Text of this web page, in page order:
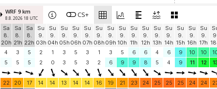
WRF 9 km
8.8. 2026 18 UTC CS+
Sa
8.
20h
Sa
8.
21h
Sa
8.
22h
Su
9.
03h
Su
9.
04h
Su
9.
05h
Su
9.
06h
Su
9.
07h
Su
9.
08h
Su
9.
09h
Su
9.
10h
Su
9.
11h
Su
9.
12h
Su
9.
13h
Su
9.
14h
Su
9.
15h
Su
9.
16h
Su
9.
17h
4
3 5 2 1 3 5 3 1 3 5 6 6 4 6 9 10 10
5
5 5 2 0 3 5 3 2 6 9 9 8 5 4 9 11 12
22 20 17 14 14 13 14 14 16 19 21 23 24 25 25 25 24 24